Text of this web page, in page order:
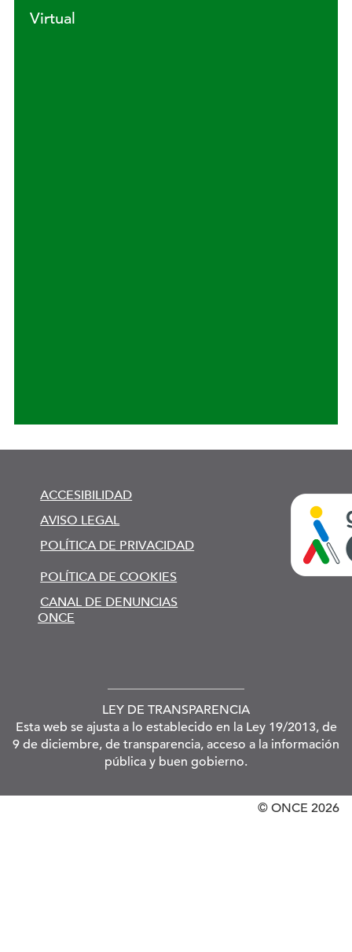
Virtual
ACCESIBILIDAD
AVISO LEGAL
POLÍTICA DE PRIVACIDAD
POLÍTICA DE COOKIES
CANAL DE DENUNCIAS
ONCE
LEY DE TRANSPARENCIA
Esta web se ajusta a lo establecido en la Ley 19/2013, de
9 de diciembre, de transparencia, acceso a la información
pública y buen gobierno.
© ONCE 2026